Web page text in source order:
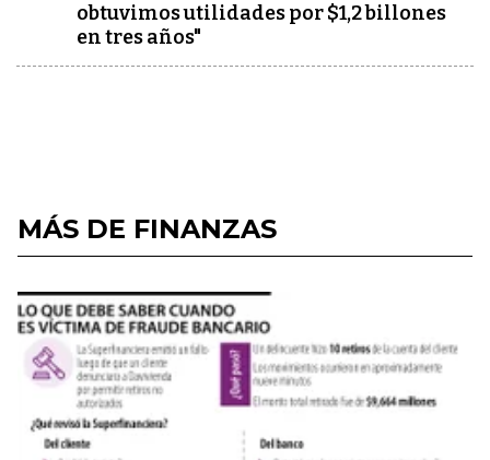
obtuvimos utilidades por $1,2 billones
en tres años"
MÁS DE FINANZAS